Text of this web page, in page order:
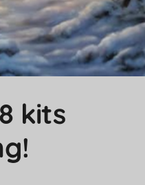
kits